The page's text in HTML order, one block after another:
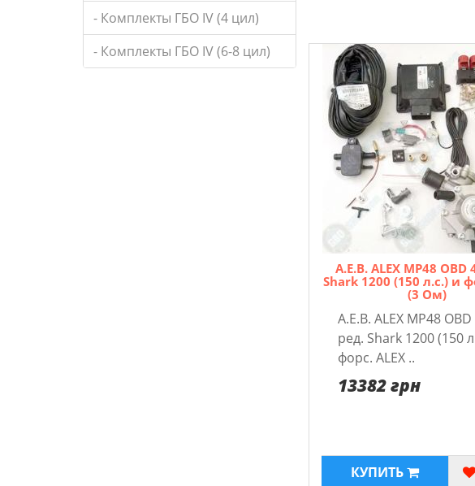
- Комплекты ГБО IV (4 цил)
- Комплекты ГБО IV (6-8 цил)
A.E.B. ALEX MP48 OBD
Shark 1200 (150 л.с.) и
(3 Ом)
A.E.B. ALEX MP48
pед. Shark 1200 (150
форс. ALEX ..
13382 грн
КУПИТЬ